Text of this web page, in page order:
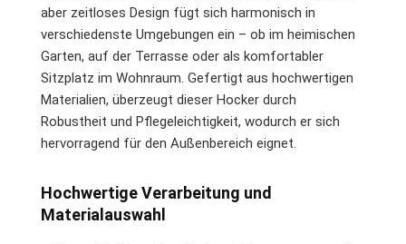
aber zeitloses Design fügt sich harmonisch in
verschiedenste Umgebungen ein – ob im heimischen
Garten, auf der Terrasse oder als komfortabler
Sitzplatz im Wohnraum. Gefertigt aus hochwertigen
Materialien, überzeugt dieser Hocker durch
Robustheit und Pflegeleichtigkeit, wodurch er sich
hervorragend für den Außenbereich eignet.
Hochwertige Verarbeitung und
Materialauswahl